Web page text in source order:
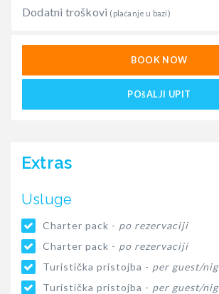
Dodatni troškovi (plaćanje u bazi)
BOOK NOW
POšALJI UPIT
Extras
Usluge
Charter pack - po rezervaciji
Charter pack - po rezervaciji
Turistička pristojba - per guest/
Turistička pristojba - per guest/